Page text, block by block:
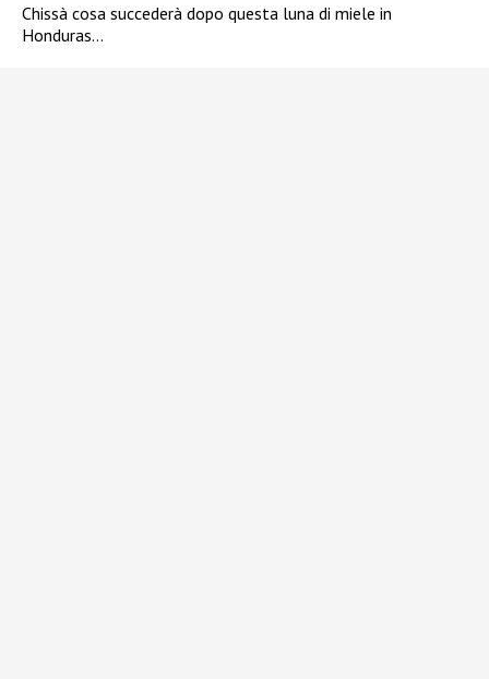
Chissà cosa succederà dopo questa luna di miele in
Honduras…